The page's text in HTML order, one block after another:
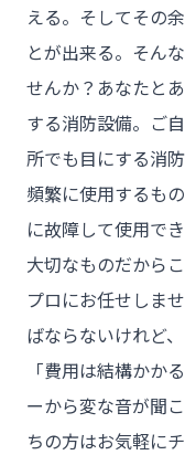
チーム
える。そしてその
とが出来る。そん
せんか？あなたと
する消防設備。ご
所でも目にする消
頻繁に使用するも
に故障して使用で
大切なものだから
プロにお任せしま
ばならないけれど
「費用は結構かか
ーから変な音が聞
ちの方はお気軽に